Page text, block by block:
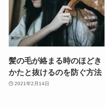
髪の毛が絡まる時のほどき
かたと抜けるのを防ぐ方法
2021年2月14日